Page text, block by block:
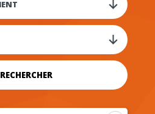
RECHERCHER